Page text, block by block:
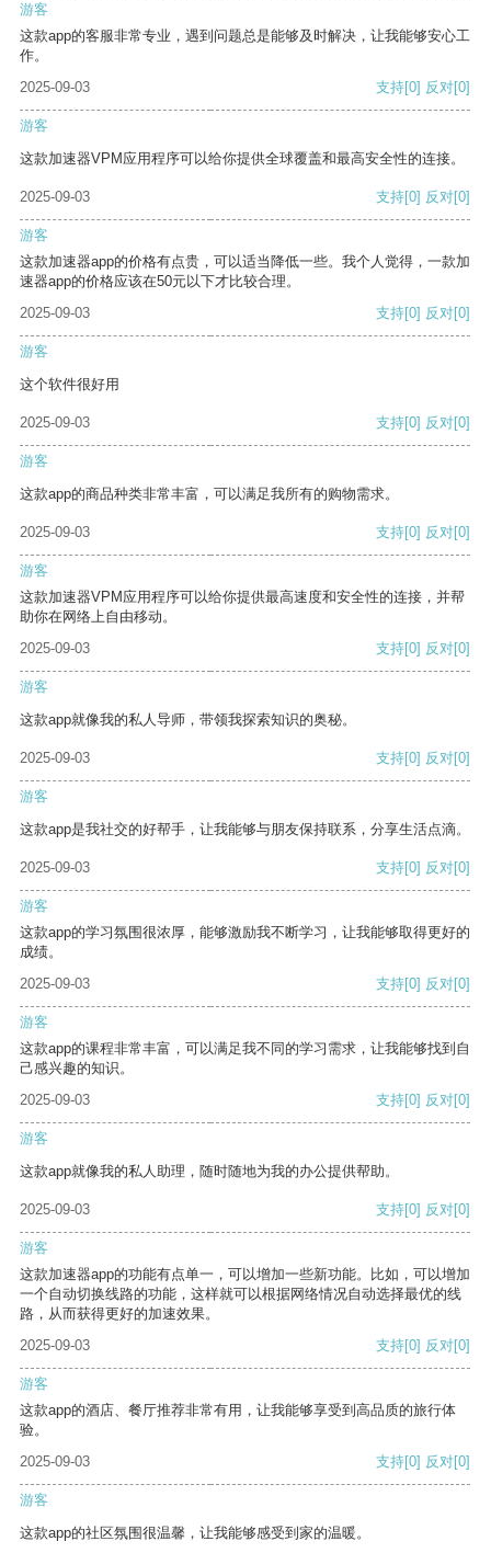
游客
这款app的客服非常专业，遇到问题总是能够及时解决，让我能够安心工
作。
2025-09-03
支持[0] 反对[0]
游客
这款加速器VPM应用程序可以给你提供全球覆盖和最高安全性的连接。
2025-09-03 支持[0] 反对[0]
游客
这款加速器app的价格有点贵，可以适当降低一些。我个人觉得，一款加
速器app的价格应该在50元以下才比较合理。
2025-09-03
支持[0] 反对[0]
游客
这个软件很好用
2025-09-03 支持[0] 反对[0]
游客
这款app的商品种类非常丰富，可以满足我所有的购物需求。
2025-09-03 支持[0] 反对[0]
游客
这款加速器VPM应用程序可以给你提供最高速度和安全性的连接，并帮
助你在网络上自由移动。
2025-09-03
支持[0] 反对[0]
游客
这款app就像我的私人导师，带领我探索知识的奥秘。
2025-09-03 支持[0] 反对[0]
游客
这款app是我社交的好帮手，让我能够与朋友保持联系，分享生活点滴。
2025-09-03 支持[0] 反对[0]
游客
这款app的学习氛围很浓厚，能够激励我不断学习，让我能够取得更好的
成绩。
2025-09-03
支持[0] 反对[0]
游客
这款app的课程非常丰富，可以满足我不同的学习需求，让我能够找到自
己感兴趣的知识。
2025-09-03
支持[0] 反对[0]
游客
这款app就像我的私人助理，随时随地为我的办公提供帮助。
2025-09-03 支持[0] 反对[0]
游客
这款加速器app的功能有点单一，可以增加一些新功能。比如，可以增加
一个自动切换线路的功能，这样就可以根据网络情况自动选择最优的线
路，从而获得更好的加速效果。
2025-09-03
支持[0] 反对[0]
游客
这款app的酒店、餐厅推荐非常有用，让我能够享受到高品质的旅行体
验。
2025-09-03
支持[0] 反对[0]
游客
这款app的社区氛围很温馨，让我能够感受到家的温暖。